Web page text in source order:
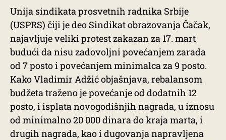
Unija sindikata prosvetnih radnika Srbije
(USPRS) čiji je deo Sindikat obrazovanja Čačak,
najavljuje veliki protest zakazan za 17. mart
budući da nisu zadovoljni povećanjem zarada
od 7 posto i povećanjem minimalca za 9 posto.
Kako Vladimir Adžić objašnjava, rebalansom
budžeta traženo je povećanje od dodatnih 12
posto, i isplata novogodišnjih nagrada, u iznosu
od minimalno 20 000 dinara do kraja marta, i
drugih nagrada, kao i dugovanja napravljena